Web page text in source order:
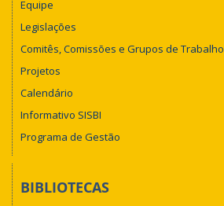
Equipe
Legislações
Comitês, Comissões e Grupos de Trabalho
Projetos
Calendário
Informativo SISBI
Programa de Gestão
BIBLIOTECAS